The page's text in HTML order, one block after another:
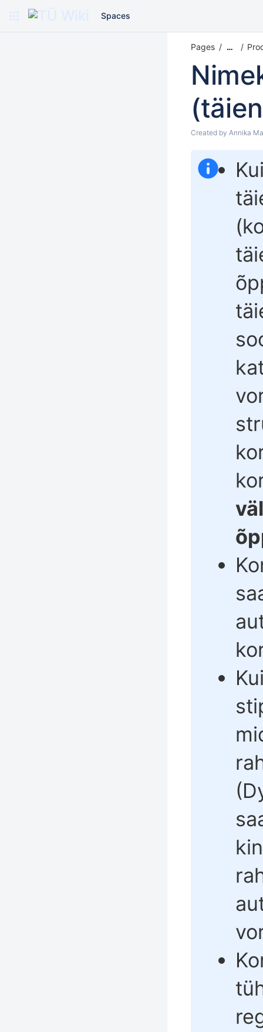
Spaces
Pages …
Created by Annika